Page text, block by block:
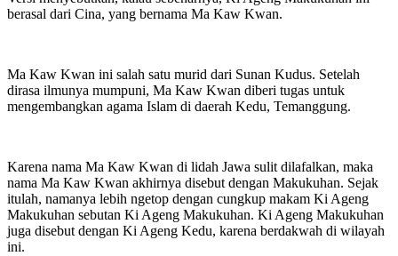
berasal dari Cina, yang bernama Ma Kaw Kwan.
Ma Kaw Kwan ini salah satu murid dari Sunan Kudus. Setelah
dirasa ilmunya mumpuni, Ma Kaw Kwan diberi tugas untuk
mengembangkan agama Islam di daerah Kedu, Temanggung.
Karena nama Ma Kaw Kwan di lidah Jawa sulit dilafalkan, maka
nama Ma Kaw Kwan akhirnya disebut dengan Makukuhan. Sejak
itulah, namanya lebih ngetop dengan cungkup makam Ki Ageng
Makukuhan sebutan Ki Ageng Makukuhan. Ki Ageng Makukuhan
juga disebut dengan Ki Ageng Kedu, karena berdakwah di wilayah
ini.